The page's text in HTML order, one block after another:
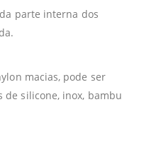
parte interna dos
macias, pode ser
de silicone, inox, bambu